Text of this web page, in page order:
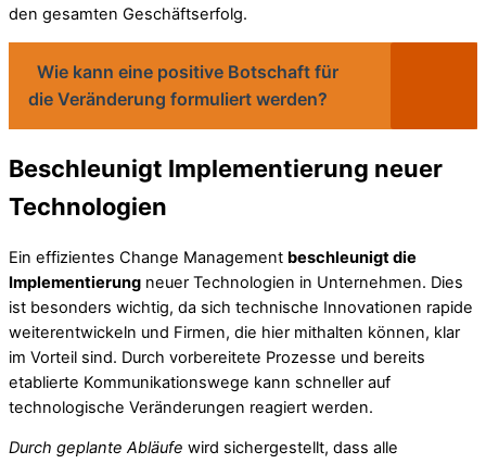
den gesamten Geschäftserfolg.
Wie kann eine positive Botschaft für
die Veränderung formuliert werden?
Beschleunigt Implementierung neuer
Technologien
Ein effizientes Change Management beschleunigt die
Implementierung neuer Technologien in Unternehmen. Dies
ist besonders wichtig, da sich technische Innovationen rapide
weiterentwickeln und Firmen, die hier mithalten können, klar
im Vorteil sind. Durch vorbereitete Prozesse und bereits
etablierte Kommunikationswege kann schneller auf
technologische Veränderungen reagiert werden.
Durch geplante Abläufe wird sichergestellt, dass alle